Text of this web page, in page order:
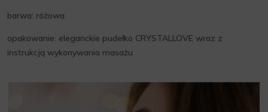
barwa: różowa
opakowanie: eleganckie pudełko CRYSTALLOVE wraz z
instrukcją wykonywania masażu